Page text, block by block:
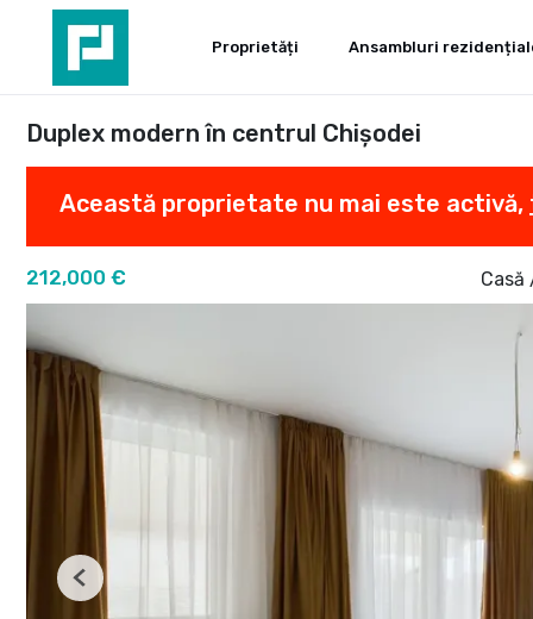
Proprietăți Ansambluri
Duplex modern în centrul Chișodei
Această proprietate nu mai este activă,
212,000 € Casă
Previous